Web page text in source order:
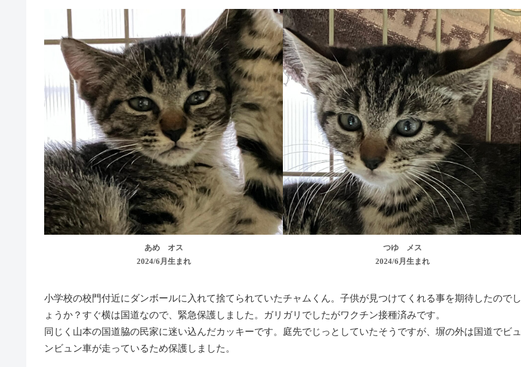
あめ オス
2024/6月生まれ
つゆ メス
2024/6月生まれ
小学校の校門付近にダンボールに入れて捨てられていたチャムくん。子供が見つけてくれる事を期待したのでし
ょうか？すぐ横は国道なので、緊急保護しました。ガリガリでしたがワクチン接種済みです。
同じく山本の国道脇の民家に迷い込んだカッキーです。庭先でじっとしていたそうですが、塀の外は国道でビュ
ンビュン車が走っているため保護しました。